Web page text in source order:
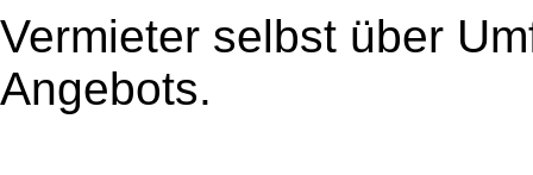
Vermieter selbst über
Angebots.